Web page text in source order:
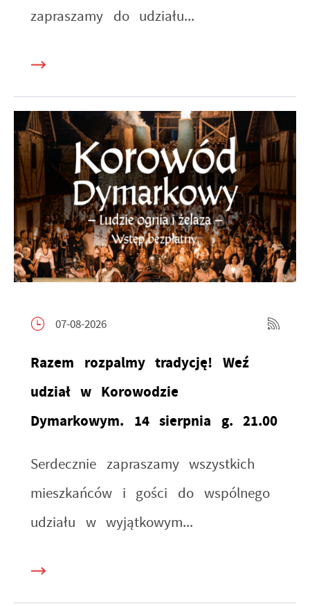
zapraszamy do udziału...
07-08-2026
Razem rozpalmy tradycję! Weź
udział w Korowodzie
Dymarkowym. 14 sierpnia g. 21.00
Serdecznie zapraszamy wszystkich
mieszkańców i gości do wspólnego
udziału w wyjątkowym...